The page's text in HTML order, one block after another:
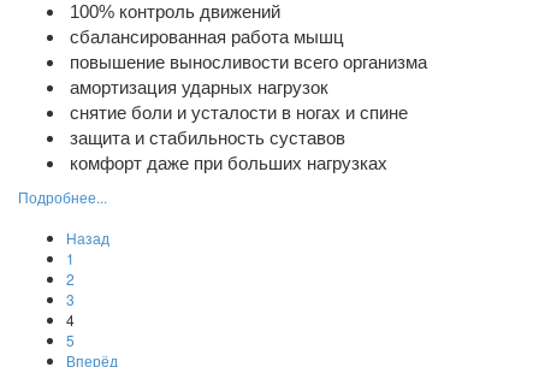
100% контроль движений
сбалансированная работа мышц
повышение выносливости всего организма
амортизация ударных нагрузок
снятие боли и усталости в ногах и спине
защита и стабильность суставов
комфорт даже при больших нагрузках
Подробнее...
Назад
1
2
3
4
5
Вперёд